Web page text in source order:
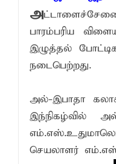
அ
பாரம்பரிய
இழுத்தல்
நடைபெற்றது.
அல்-இபாதா
இந்நிகழ்வில்
செயலாளர்